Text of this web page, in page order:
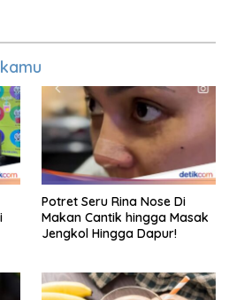
Potret Seru Rina Nose Di
Makan Cantik hingga Masak
Jengkol Hingga Dapur!